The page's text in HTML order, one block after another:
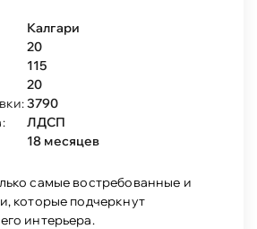
Калгари
20
115
20
3790
ЛДСП
18 месяцев
самые востребованные и
которые подчеркнут
интерьера.